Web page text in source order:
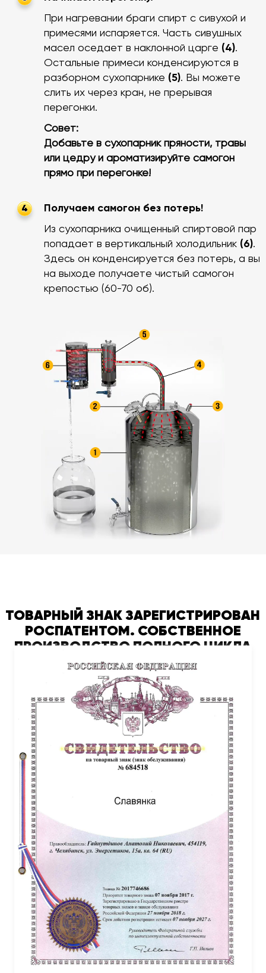
При нагревании браги спирт с сивухой и
примесями испаряется. Часть сивушных
масел оседает в наклонной царге (4).
Остальные примеси конденсируются в
разборном сухопарнике (5). Вы можете
слить их через кран, не прерывая
перегонки.
Совет:
Добавьте в сухопарник пряности, травы
или цедру и ароматизируйте самогон
прямо при перегонке!
4
Получаем самогон без потерь!
Из сухопарника очищенный спиртовой пар
попадает в вертикальный холодильник (6).
Здесь он конденсируется без потерь, а вы
на выходе получаете чистый самогон
крепостью (60-70 об).
ТОВАРНЫЙ ЗНАК ЗАРЕГИСТРИРОВАН
РОСПАТЕНТОМ. СОБСТВЕННОЕ
ПРОИЗВОДСТВО ПОЛНОГО ЦИКЛА